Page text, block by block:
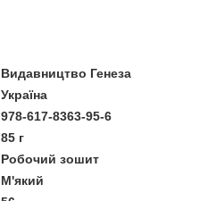
Видавництво Генеза
Україна
978-617-8363-95-6
85 г
Робочий зошит
М'який